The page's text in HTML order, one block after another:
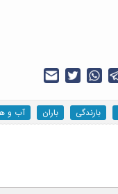
بارندگی باران آب و